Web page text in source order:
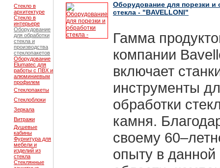
Стекло в
архитектуре
Стекло в
интерьере
Оборудование
для обработки
стекла и
производства
стеклопакетов
Оборудование
Elumatec для
работы с ПВХ и
алюминиевым
профилем
Стеклопакеты
Стеклоблоки
Зеркала
Витражи
Душевые
кабины
Фурнитура для
мебели и
изделий из
стекла
Стеклянные
Оборудование для порезки и
стекла - "BAVELLONI"
Гамма
компании
включает
инструменты
обработки
камня.
своему
опыту в данной